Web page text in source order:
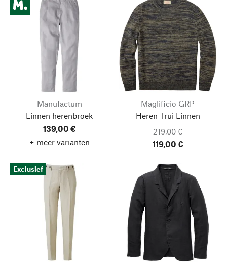
Manufactum
Linnen herenbroek
139,00 €
+ meer varianten
Maglificio GRP
Heren Trui Linnen
219,00 €
119,00 €
Exclusief